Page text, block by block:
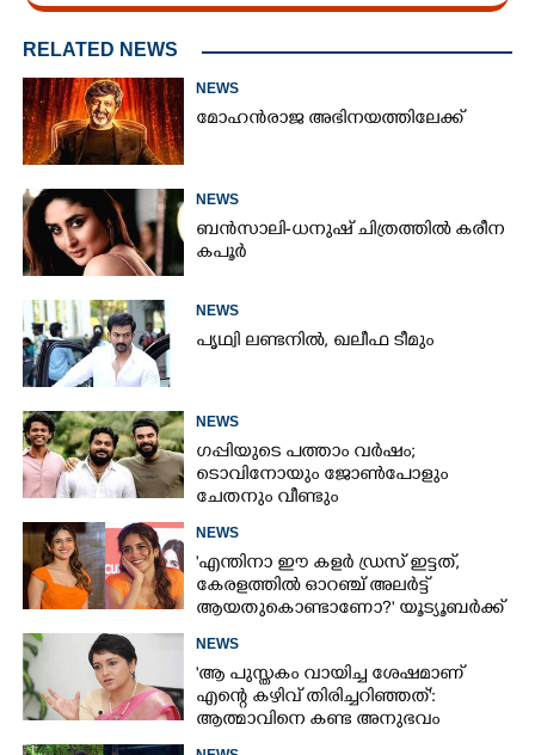
RELATED NEWS
NEWS
മോഹൻരാജ അഭിനയത്തിലേക്ക്
NEWS
ബൻസാലി-ധനുഷ് ചിത്രത്തിൽ കരീന
കപൂർ
NEWS
പൃഥ്വി ലണ്ടനിൽ, ഖലീഫ ടീമും
NEWS
ഗപ്പിയുടെ പത്താം വർഷം;​
ടൊവിനോയും ജോൺപോളും
ചേതനും വീണ്ടും
NEWS
'എന്തിനാ ഈ കളർ ഡ്രസ് ഇട്ടത്,
കേരളത്തിൽ ഓറഞ്ച് അല‌ർട്ട്
ആയതുകൊണ്ടാണോ?' യൂട്യൂബർക്ക്
ചുട്ടമറുപടിയുമായി പ്രിയ
NEWS
'ആ പുസ്തകം വായിച്ച ശേഷമാണ്
എന്റെ കഴിവ് തിരിച്ചറിഞ്ഞത്':
ആത്മാവിനെ കണ്ട അനുഭവം
പങ്കുവച്ച് ലെന